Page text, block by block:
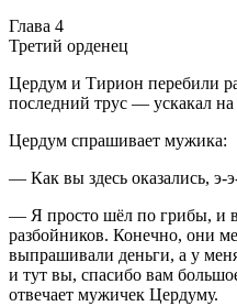
Глава 4
Третий орденец
Цердум и Тирион перебили
последний трус — ускакал на
Цердум спрашивает мужика:
— Как вы здесь оказались,
— Я просто шёл по грибы, и
разбойников. Конечно, они
выпрашивали деньги, а у
и тут вы, спасибо вам
отвечает мужичек Цердуму.